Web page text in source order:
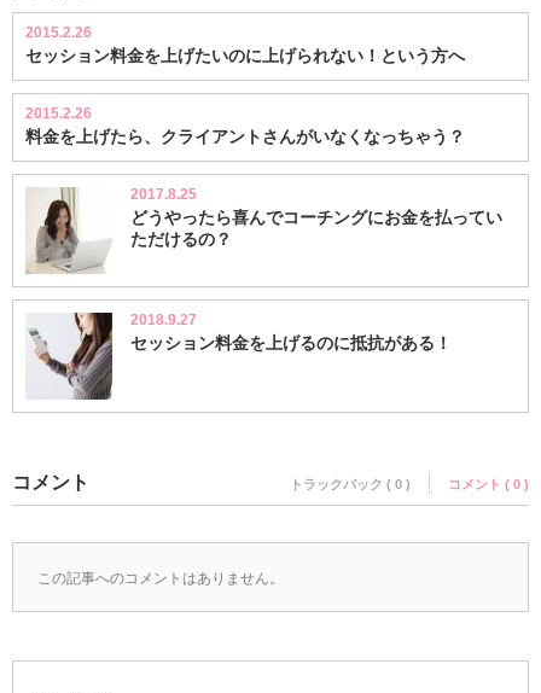
2015.2.26
セッション料金を上げたいのに上げられない！という方へ
2015.2.26
料金を上げたら、クライアントさんがいなくなっちゃう？
2017.8.25
どうやったら喜んでコーチングにお金を払ってい
ただけるの？
2018.9.27
セッション料金を上げるのに抵抗がある！
コメント トラックバック ( 0 ) コメント ( 0 )
この記事へのコメントはありません。